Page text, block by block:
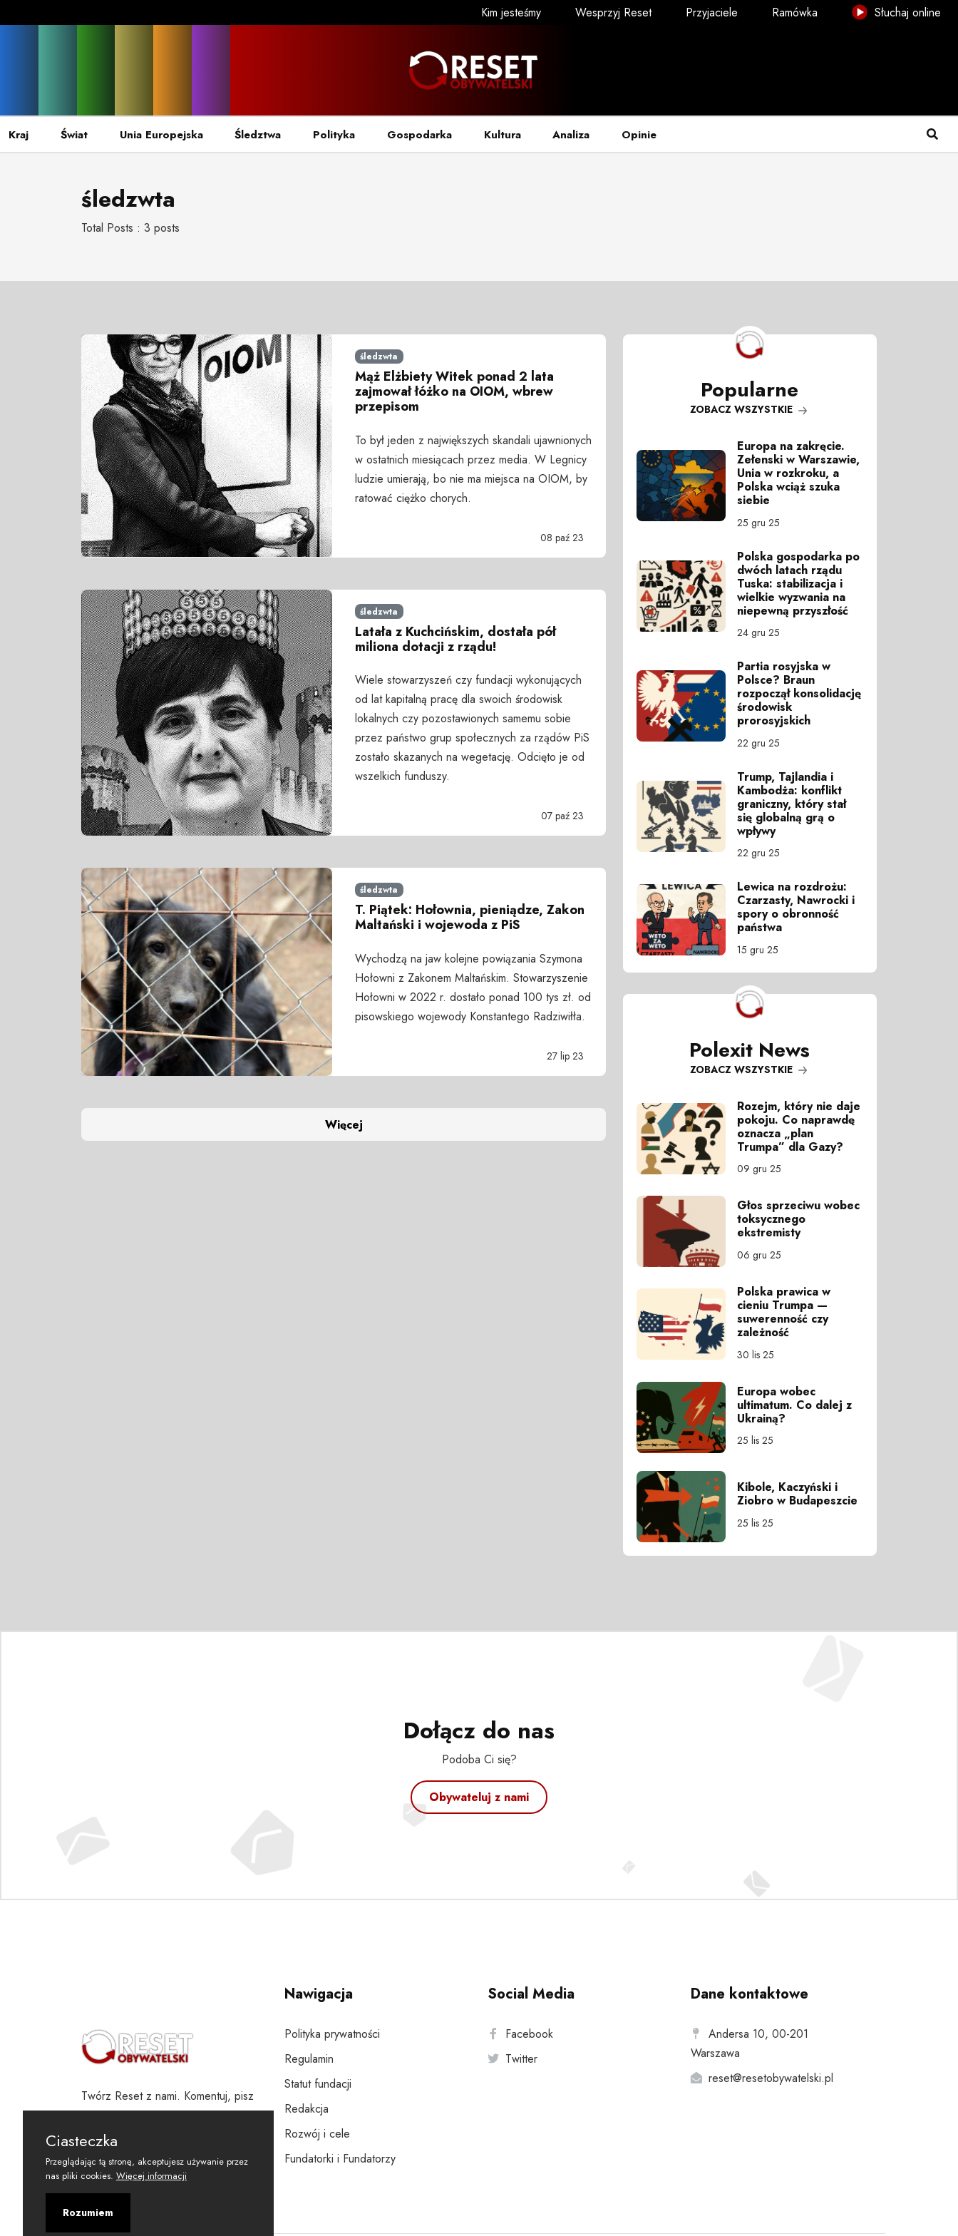
Kim jesteśmy Wesprzyj Reset Przyjaciele Ramówka Słuchaj online
Kraj Świat Unia Europejska Śledztwa Polityka Gospodarka Kultura Analiza Opinie
śledzwta
Total Posts : 3 posts
śledzwta
Mąż Elżbiety Witek ponad 2 lata
zajmował łóżko na OIOM, wbrew
przepisom
To był jeden z największych skandali ujawnionych
w ostatnich miesiącach przez media. W Legnicy
ludzie umierają, bo nie ma miejsca na OIOM, by
ratować ciężko chorych.
08 paź 23
śledzwta
Latała z Kuchcińskim, dostała pół
miliona dotacji z rządu!
Wiele stowarzyszeń czy fundacji wykonujących
od lat kapitalną pracę dla swoich środowisk
lokalnych czy pozostawionych samemu sobie
przez państwo grup społecznych za rządów PiS
zostało skazanych na wegetację. Odcięto je od
wszelkich funduszy.
07 paź 23
śledzwta
T. Piątek: Hołownia, pieniądze, Zakon
Maltański i wojewoda z PiS
Wychodzą na jaw kolejne powiązania Szymona
Hołowni z Zakonem Maltańskim. Stowarzyszenie
Hołowni w 2022 r. dostało ponad 100 tys zł. od
pisowskiego wojewody Konstantego Radziwiłła.
27 lip 23
Więcej
Popularne
ZOBACZ WSZYSTKIE
Europa na zakręcie.
Zełenski w Warszawie,
Unia w rozkroku, a
Polska wciąż szuka
siebie
25 gru 25
Polska gospodarka po
dwóch latach rządu
Tuska: stabilizacja i
wielkie wyzwania na
niepewną przyszłość
24 gru 25
Partia rosyjska w
Polsce? Braun
rozpoczął konsolidację
środowisk
prorosyjskich
22 gru 25
Trump, Tajlandia i
Kambodża: konflikt
graniczny, który stał
się globalną grą o
wpływy
22 gru 25
Lewica na rozdrożu:
Czarzasty, Nawrocki i
spory o obronność
państwa
15 gru 25
Polexit News
ZOBACZ WSZYSTKIE
Rozejm, który nie daje
pokoju. Co naprawdę
oznacza „plan
Trumpa” dla Gazy?
09 gru 25
Głos sprzeciwu wobec
toksycznego
ekstremisty
06 gru 25
Polska prawica w
cieniu Trumpa —
suwerenność czy
zależność
30 lis 25
Europa wobec
ultimatum. Co dalej z
Ukrainą?
25 lis 25
Kibole, Kaczyński i
Ziobro w Budapeszcie
25 lis 25
Dołącz do nas
Podoba Ci się?
Obywateluj z nami
Twórz Reset z nami. Komentuj, pisz
i wspieraj
Nawigacja
Polityka prywatności
Regulamin
Statut fundacji
Redakcja
Rozwój i cele
Fundatorki i Fundatorzy
Social Media
Facebook
Twitter
Dane kontaktowe
Andersa 10, 00-201
Warszawa
reset@resetobywatelski.pl
Ciasteczka
Przeglądając tą stronę, akceptujesz używanie przez
nas pliki cookies. Więcej informacji
Rozumiem